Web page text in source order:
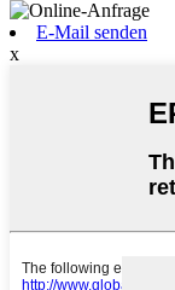
E-Mail senden
x